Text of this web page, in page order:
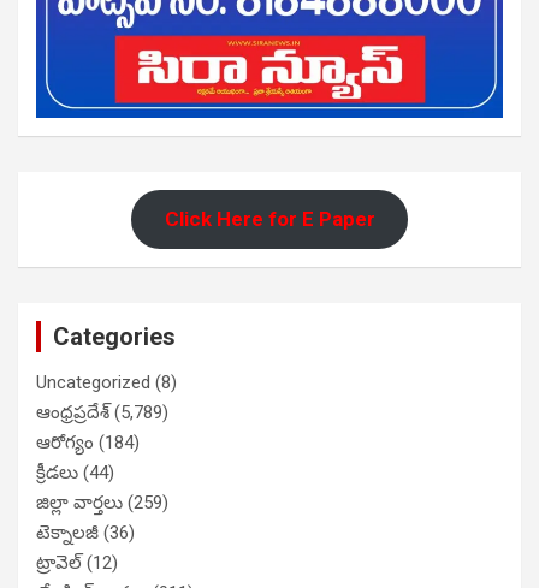
Click Here for E Paper
Categories
Uncategorized (8)
ఆంధ్రప్రదేశ్(5,789)
ఆరోగ్యం (184)
క్రీడలు (44)
జిల్లా వార్తలు (259)
టెక్నాలజీ (36)
ట్రావెల్(12)